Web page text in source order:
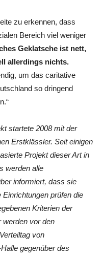
zu erkennen, dass
Bereich viel weniger
Geklatsche ist nett,
allerdings nichts.
um das caritative
so dringend
startete 2008 mit der
Erstklässler. Seit einigen
Projekt dieser Art in
werden alle
informiert, dass sie
prüfen die
Kriterien der
werden vor den
von
gegenüber des